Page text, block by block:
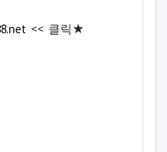
<< 클릭★